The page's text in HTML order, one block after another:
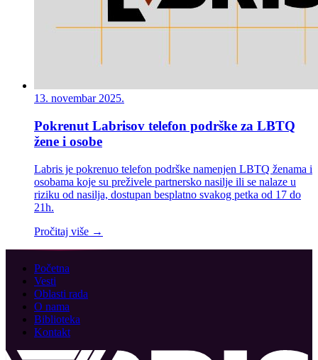
13. novembar 2025.
Pokrenut Labrisov telefon podrške za LBTQ
žene i osobe
Labris je pokrenuo telefon podrške namenjen LBTQ ženama i
osobama koje su preživele partnersko nasilje ili se nalaze u
riziku od nasilja, dostupan besplatno svakog petka od 17 do
21h.
Pročitaj više →
Početna
Vesti
Oblasti rada
O nama
Biblioteka
Kontakt